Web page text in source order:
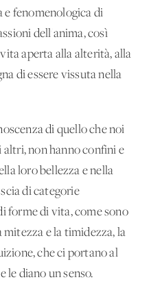
e fenomenologica di
dell'anima, così
aperta alla alterità, alla
di essere vissuta nella
di quello che noi
altri, non hanno confini e
loro bellezza e nella
di categorie
forme di vita, come sono
mitezza e la timidezza, la
che ci portano al
le diano un senso.